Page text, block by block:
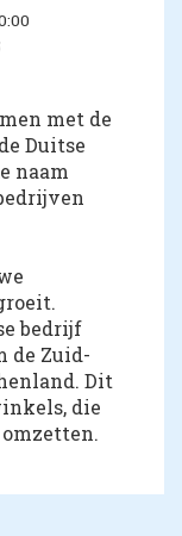
met de
Duitse
naam
bedrijf
de Zuid-
Dit
die